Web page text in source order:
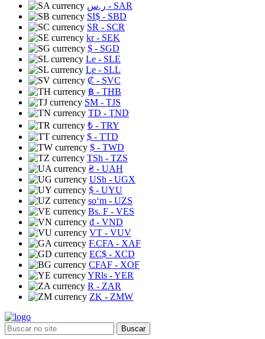
ر.س - SAR
SI$ - SBD
SR - SCR
kr- SEK
$ - SGD
Le - SLE
Le - SLL
₡ - SVC
฿ - THB
ЅМ - TJS
TD - TND
₺ - TRY
$ - TTD
$ - TWD
TSh - TZS
₴ - UAH
USh - UGX
$ - UYU
soʻm - UZS
Bs. F - VES
₫ - VND
VT - VUV
F.CFA - XAF
EC$ - XCD
CFAF - XOF
YRls - YER
R - ZAR
ZK - ZMW
Buscar